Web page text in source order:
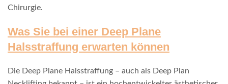
Chirurgie.
Was Sie bei einer Deep Plane
Halsstraffung erwarten können
Die Deep Plane Halsstraffung – auch als Deep Plan